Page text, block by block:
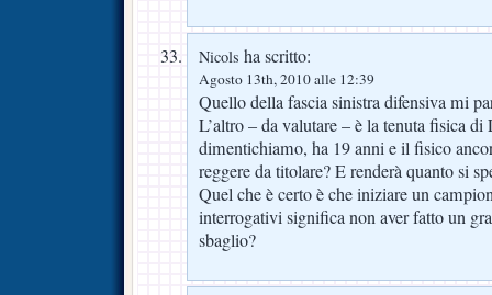
Nicols ha scritto:
Agosto 13th, 2010 alle 12:39
Quello della fascia sinistra difensiva mi
L’altro – da valutare – è la tenuta fisica
dimentichiamo, ha 19 anni e il fisico
reggere da titolare? E renderà quanto si
Quel che è certo è che iniziare un
interrogativi significa non aver fatto un
sbaglio?